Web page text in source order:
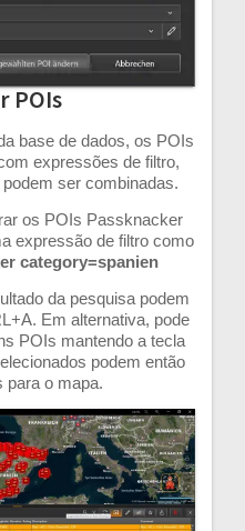
POIs
base de dados, os POIs
expressões de filtro,
ser combinadas.
os POIs Passknacker
expressão de filtro como
category=spanien
da pesquisa podem
Em alternativa, pode
POIs mantendo a tecla
podem então
para o mapa.